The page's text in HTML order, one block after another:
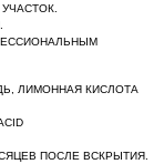
ЛИМОННАЯ КИСЛОТА
ПОСЛЕ ВСКРЫТИЯ.